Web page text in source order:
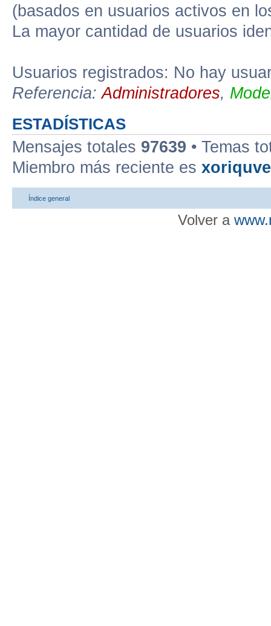
(basados en usuarios activos en
La mayor cantidad de usuarios
Usuarios registrados: No hay
Referencia:Administradores,
ESTADÍSTICAS
Mensajes totales 97639 • Temas
Miembro más reciente es
Índice general
Volver a